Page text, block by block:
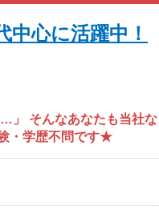
中心に活躍中！
」 そんなあなたも当社な
・学歴不問です★